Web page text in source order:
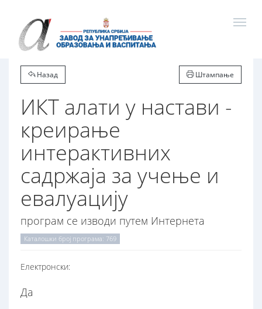
Назад Штампање
ИКТ алати у настави -
креирање
интерактивних
садржаја за учење и
евалуацију
програм се изводи путем Интернета
Каталошки број програма: 769
Електронски:
Да